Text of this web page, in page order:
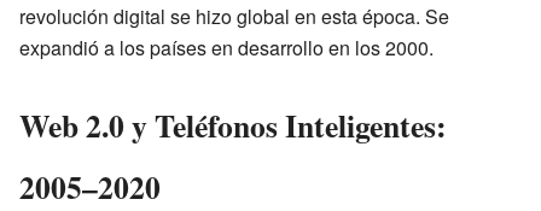
revolución digital se hizo global en esta época. Se
expandió a los países en desarrollo en los 2000.
Web 2.0 y Teléfonos Inteligentes:
2005–2020